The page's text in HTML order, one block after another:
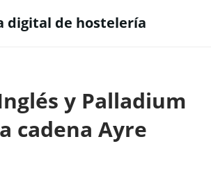
digital de hostelería
y Palladium
cadena Ayre